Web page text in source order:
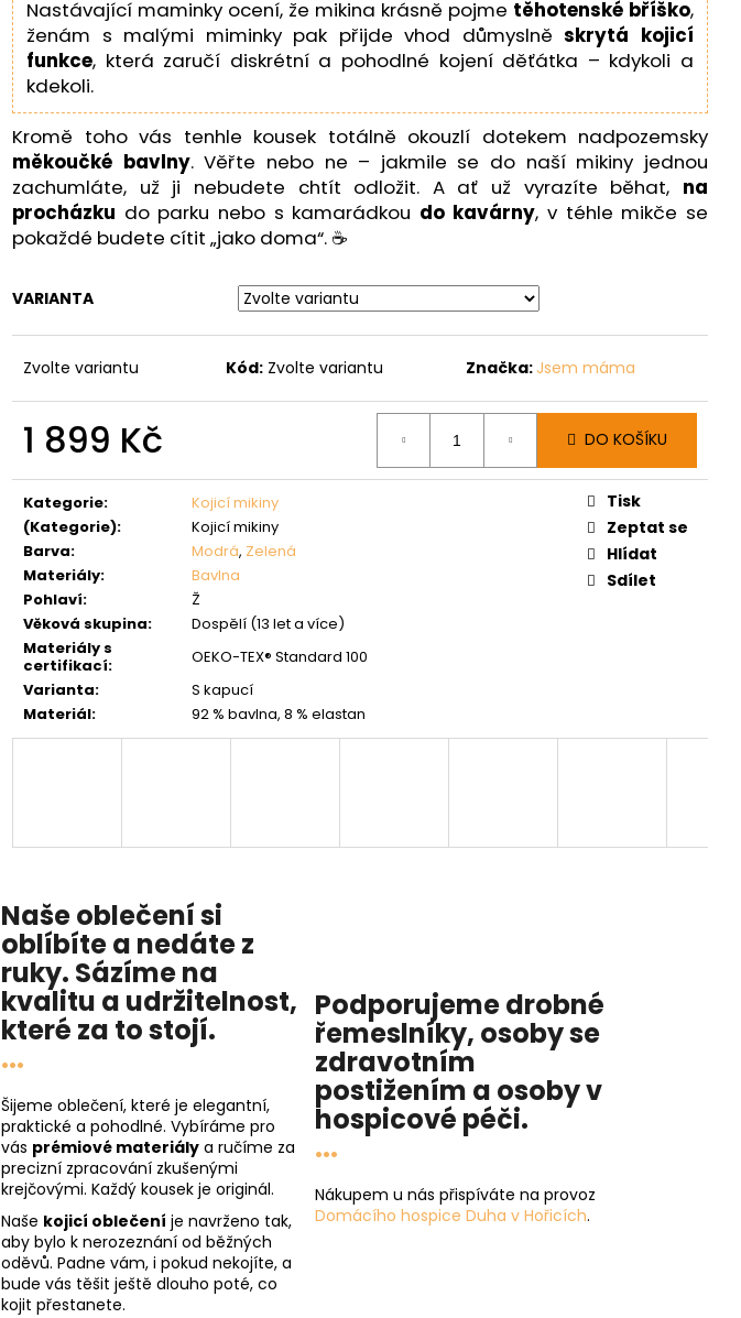
Nastávající maminky ocení, že mikina krásně pojme těhotenské bříško,
ženám s malými miminky pak přijde vhod důmyslněskrytá kojicí
funkce, která zaručí diskrétní a pohodlné kojení děťátka – kdykoli a
kdekoli.
Kromě toho vás tenhle kousek totálně okouzlí dotekem nadpozemsky
měkoučké bavlny. Věřte nebo ne – jakmile se do naší mikiny jednou
zachumláte, už ji nebudete chtít odložit. A ať už vyrazíte běhat, na
procházku do parku nebo s kamarádkou do kavárny, v téhle mikče se
pokaždé budete cítit „jako doma“. ☕
VARIANTA
Zvolte variantu Kód: Zvolte variantu Značka: Jsem máma
1 899 Kč
cena:
DO KOŠÍKU
Kategorie:
Kojicí mikiny
(Kategorie):
Kojicí mikiny
Barva: Modrá, Zelená
Materiály:
Bavlna
Pohlaví:
Ž
Věková skupina:
Dospělí (13 let a více)
Materiály s
certifikací:
OEKO-TEX® Standard 100
Varianta:
S kapucí
Materiál: 92 % bavlna, 8 % elastan
Tisk
Zeptat se
Hlídat
Sdílet
Naše oblečení si
oblíbíte a nedáte z
ruky. Sázíme na
kvalitu a udržitelnost,
které za to stojí.
...
Šijeme oblečení, které je elegantní,
praktické a pohodlné. Vybíráme pro
vás prémiové materiály a ručíme za
precizní zpracování zkušenými
krejčovými. Každý kousek je originál.
Naše kojicí oblečení je navrženo tak,
aby bylo k nerozeznání od běžných
oděvů. Padne vám, i pokud nekojíte, a
bude vás těšit ještě dlouho poté, co
kojit přestanete.
Podporujeme drobné
řemeslníky, osoby se
zdravotním
postižením a osoby v
hospicové péči.
...
Nákupem u nás přispíváte na provoz
Domácího hospice Duha v Hořicích.